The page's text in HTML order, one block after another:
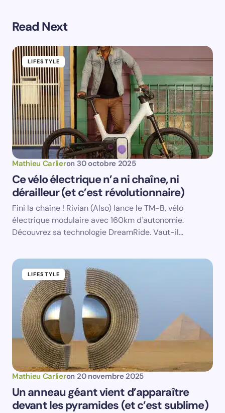
Votre adresse e-mail ne sera pas publiée. Les
champs obligatoires sont indiqués avec*
Your Comment *
Name *
Email *
Save my name and email in this browser for the
next time I comment.
Prévenez-moi de tous les nouveaux commentaires par
e-mail.
Prévenez-moi de tous les nouveaux articles par e-
mail.
Submit Comment
Read Next
LIFESTYLE
Mathieu Carlieron 30 octobre 2025
Ce vélo électrique n’a ni chaîne, ni
dérailleur (et c’est révolutionnaire)
Fini la chaîne ! Rivian (Also) lance le TM-B, vélo
électrique modulaire avec 160km d'autonomie.
Découvrez sa technologie DreamRide. Vaut-il…
LIFESTYLE
Mathieu Carlieron 20 novembre 2025
Un anneau géant vient d’apparaître
devant les pyramides (et c’est sublime)